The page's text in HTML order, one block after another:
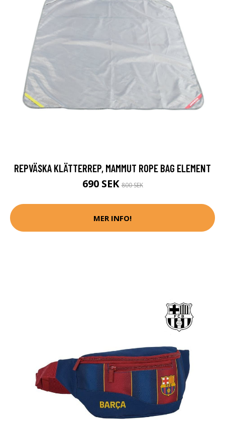
REPVÄSKA KLÄTTERREP, MAMMUT ROPE BAG ELEMENT
690 SEK800 SEK
MER INFO!